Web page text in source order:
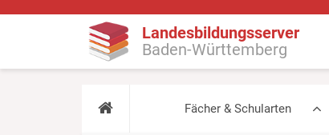
Landesbildungsserver
Baden-Württemberg
Fächer & Schularten